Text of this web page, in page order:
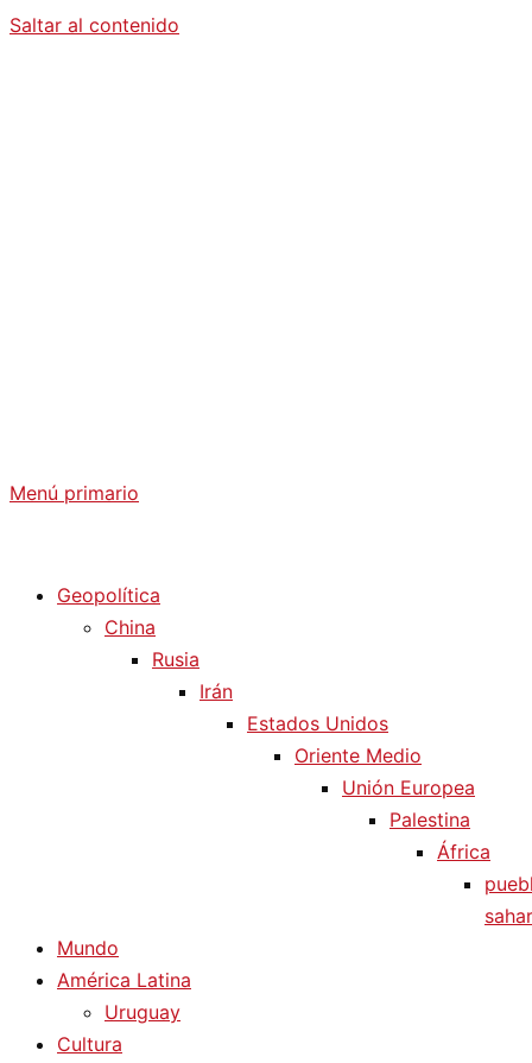
Saltar al contenido
Menú primario
Geopolítica
China
Rusia
Irán
Estados Unidos
Oriente Medio
Unión Europea
Palestina
África
Mundo
América Latina
Uruguay
Cultura